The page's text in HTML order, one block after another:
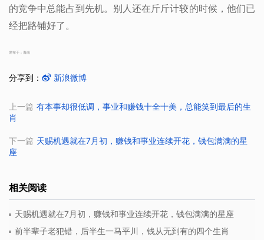
的竞争中总能占到先机。别人还在斤斤计较的时候，他们已
经把路铺好了。
发布于：海南
分享到： 新浪微博
上一篇 有本事却很低调，事业和赚钱十全十美，总能笑到最后的生
肖
下一篇 天赐机遇就在7月初，赚钱和事业连续开花，钱包满满的星
座
相关阅读
天赐机遇就在7月初，赚钱和事业连续开花，钱包满满的星座
前半辈子老犯错，后半生一马平川，钱从无到有的四个生肖